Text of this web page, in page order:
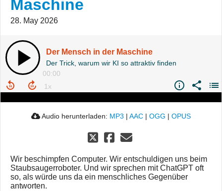
Maschine
28. May 2026
Der Mensch in der Maschine
Der Trick, warum wir KI so attraktiv finden
00:00
Audio herunterladen: MP3 | AAC | OGG | OPUS
Wir beschimpfen Computer. Wir entschuldigen uns beim
Staubsaugerroboter. Und wir sprechen mit ChatGPT oft
so, als würde uns da ein menschliches Gegenüber
antworten.